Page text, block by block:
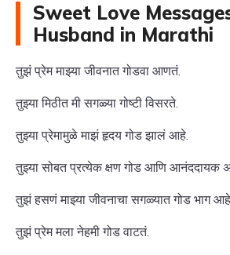
Sweet Love
Husband in Marathi
तुझं प्रेम माझ्या जीवनात गोडवा आणतं.
तुझ्या मिठीत मी सगळ्या गोष्टी विसरते.
तुझ्या प्रेमामुळे माझं हृदय गोड झालं आहे.
तुझ्या सोबत प्रत्येक क्षण गोड आणि आनंददायक
तुझं हसणं माझ्या जीवनाचा सगळ्यात गोड भाग
तुझं प्रेम मला नेहमी गोड वाटतं.